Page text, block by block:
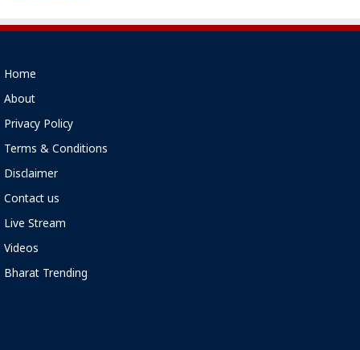
Home
About
Privacy Policy
Terms & Conditions
Disclaimer
Contact us
Live Stream
Videos
Bharat Trending